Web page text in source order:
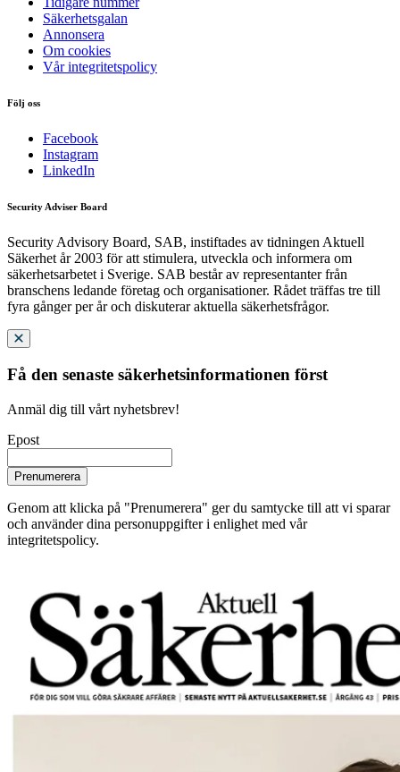
Säkerhetsgalan
Annonsera
Om cookies
Vår integritetspolicy
Följ oss
Facebook
Instagram
LinkedIn
Security Adviser Board
Security Advisory Board, SAB, instiftades av tidningen Aktuell
Säkerhet år 2003 för att stimulera, utveckla och informera om
säkerhetsarbetet i Sverige. SAB består av representanter från
branschens ledande företag och organisationer. Rådet träffas tre till
fyra gånger per år och diskuterar aktuella säkerhetsfrågor.
Få den senaste säkerhetsinformationen först
Anmäl dig till vårt nyhetsbrev!
Epost
Prenumerera
Genom att klicka på "Prenumerera" ger du samtycke till att vi sparar
och använder dina personuppgifter i enlighet med vår
integritetspolicy.